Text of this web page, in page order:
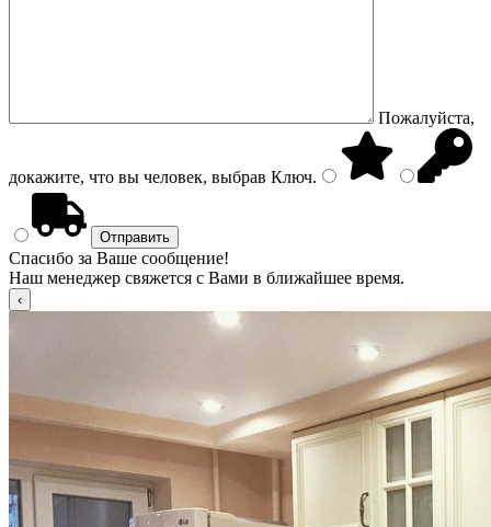
Пожалуйста,
докажите, что вы человек, выбрав Ключ.
Спасибо за Ваше сообщение!
Наш менеджер свяжется с Вами в ближайшее время.